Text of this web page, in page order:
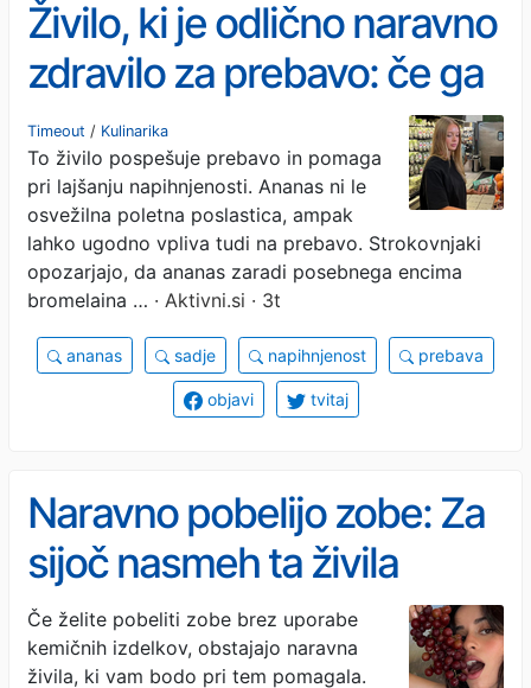
Živilo, ki je odlično naravno
zdravilo za prebavo: če ga
uživate ob pravem času,
lahko odpravi napihnjenost
Timeout / Kulinarika
To živilo pospešuje prebavo in pomaga
pri lajšanju napihnjenosti. Ananas ni le
osvežilna poletna poslastica, ampak
lahko ugodno vpliva tudi na prebavo. Strokovnjaki
opozarjajo, da ananas zaradi posebnega encima
bromelaina … · Aktivni.si · 3t
ananas sadje napihnjenost prebava
objavi tvitaj
Naravno pobelijo zobe: Za
sijoč nasmeh ta živila
uživajte čim pogosteje
Če želite pobeliti zobe brez uporabe
kemičnih izdelkov, obstajajo naravna
živila, ki vam bodo pri tem pomagala.